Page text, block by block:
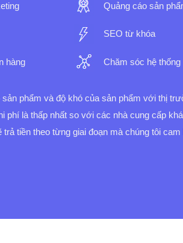
hàng
Quảng cáo sản
SEO từ khóa
Chăm sóc hệ thống
phẩm và độ khó của sản phẩm với thị
phí là thấp nhất so với các nhà cung cấp
trả tiền theo từng giai đoạn mà chúng tôi cam